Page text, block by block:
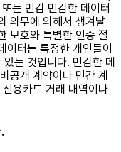
는 민감 민감한 데이터
의무에 의해서 생겨날
보호와 특별한 인증 절
터는 특정한 개인들이
는 것입니다. 민감한 데
공개 계약이나 민간 계
용카드 거래 내역이나